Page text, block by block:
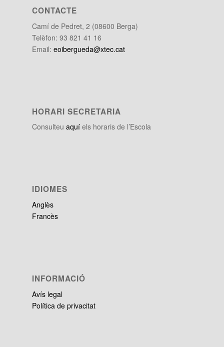
CONTACTE
Camí de Pedret, 2 (08600 Berga)
Telèfon: 93 821 41 16
Email: eoibergueda@xtec.cat
HORARI SECRETARIA
Consulteu aquíels horaris de l’Escola
IDIOMES
Anglès
Francès
INFORMACIÓ
Avís legal
Política de privacitat